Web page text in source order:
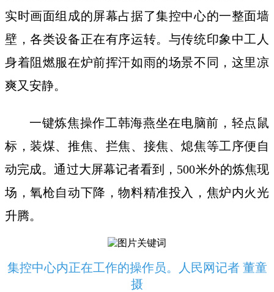
实时画面组成的屏幕占据了集控中心的一整面墙
壁，各类设备正在有序运转。与传统印象中工人
身着阻燃服在炉前挥汗如雨的场景不同，这里凉
爽又安静。
一键炼焦操作工韩海燕坐在电脑前，轻点鼠
标，装煤、推焦、拦焦、接焦、熄焦等工序便自
动完成。通过大屏幕记者看到，500米外的炼焦现
场，氧枪自动下降，物料精准投入，焦炉内火光
升腾。
集控中心内正在工作的操作员。人民网记者 董童
摄